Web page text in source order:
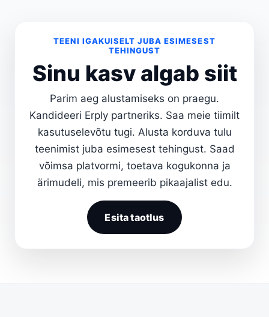
TEENI IGAKUISELT JUBA ESIMESEST
TEHINGUST
Sinu kasv algab siit
Parim aeg alustamiseks on praegu.
Kandideeri Erply partneriks. Saa meie tiimilt
kasutuselevõtu tugi. Alusta korduva tulu
teenimist juba esimesest tehingust. Saad
võimsa platvormi, toetava kogukonna ja
ärimudeli, mis premeerib pikaajalist edu.
Esita taotlus